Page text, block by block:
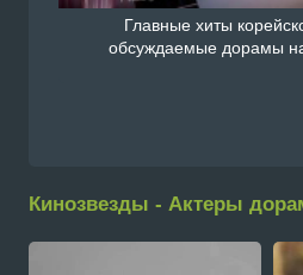
Главные хиты
обсуждаемые дорамы
Кинозвезды - Актеры